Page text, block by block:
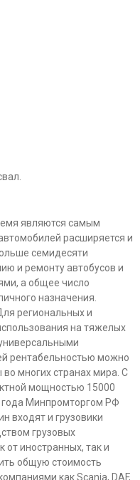
являются самым
расширяется и
семидесяти
и ремонту автобусов и
а общее число
назначения.
региональных и
на тяжелых
рентабельностью можно
многих странах мира. С
мощностью 15000
года Минпромторгом РФ
входят и грузовики
грузовых
иностранных, так и
общую стоимость
как Scania, DAF,